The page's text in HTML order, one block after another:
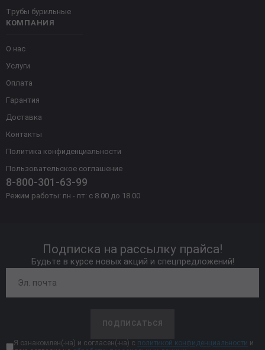
КОМПАНИЯ
О нас
Услуги
Оплата
Гарантия
Доставка
Контакты
Политика конфиденциальности
Пользовательское соглашение
8-800-301-63-99
Режим работы: пн - пт: с 8.00 до 18.00
Трубы бурильные
Подписка на рассылку прайса!
Будьте в курсе новых акций и спецпредложений!
ПОДПИСАТЬСЯ
Я ознакомлен(-на) и согласен(-на) с политикой конфиденциальности и